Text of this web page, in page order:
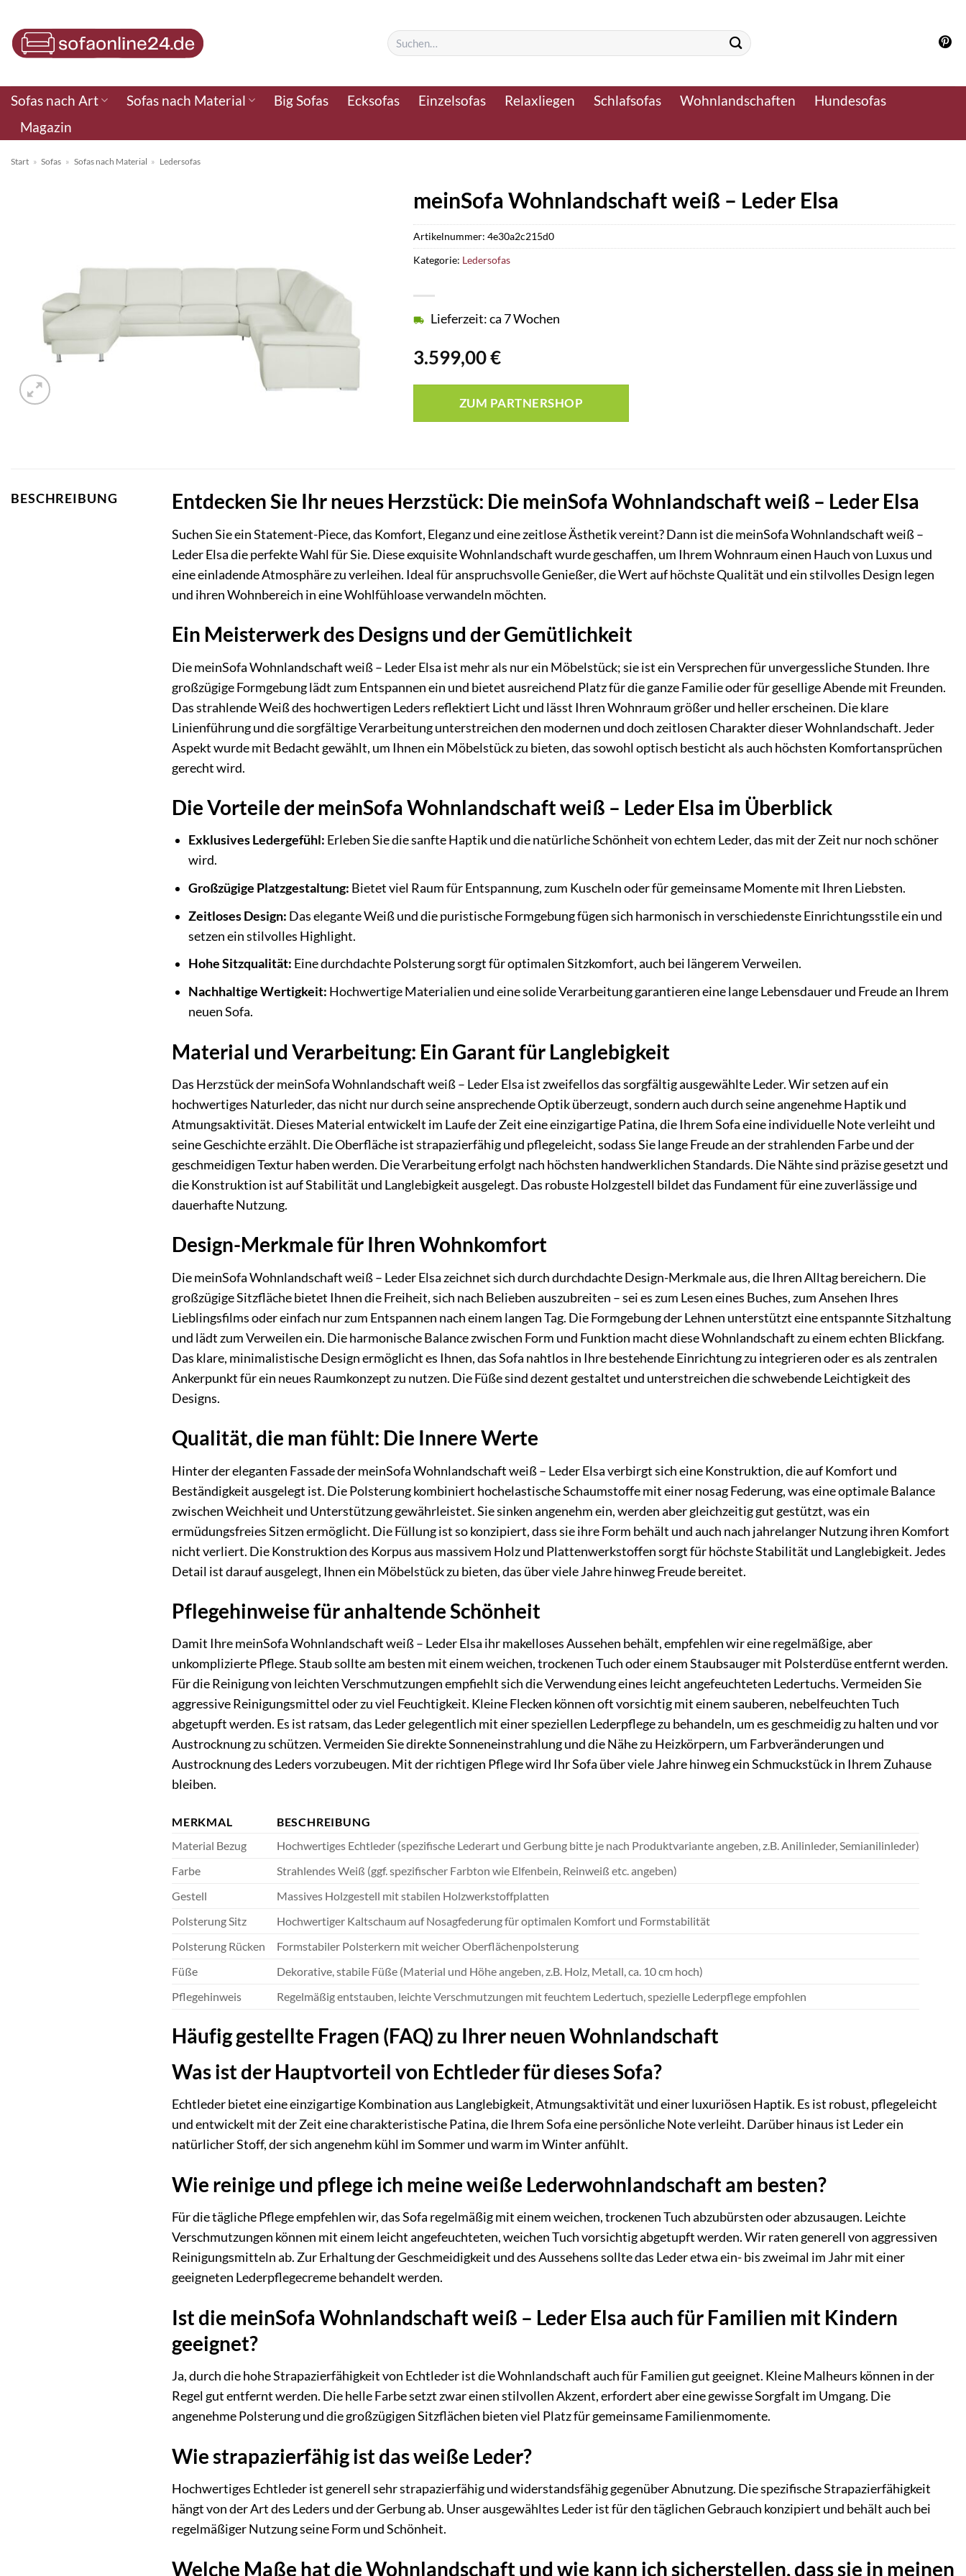
Inhalt
springen
Suchen
nach:
Sofas nach Art Sofas nach Material Big Sofas Ecksofas Einzelsofas Relaxliegen Schlafsofas Wohnlandschaften
Hundesofas
Magazin
Start » Sofas » Sofas nach Material » Ledersofas
meinSofa Wohnlandschaft weiß – Leder Elsa
3.599,00€
Lieferzeit: ca 7 Wochen
ZUM PARTNERSHOP
Artikelnummer: 4e30a2c215d0
Kategorie: Ledersofas
BESCHREIBUNG Entdecken Sie Ihr neues Herzstück: Die meinSofa Wohnlandschaft weiß – Leder Elsa
Suchen Sie ein Statement-Piece, das Komfort, Eleganz und eine zeitlose Ästhetik vereint? Dann ist die meinSofa Wohnlandschaft weiß –
Leder Elsa die perfekte Wahl für Sie. Diese exquisite Wohnlandschaft wurde geschaffen, um Ihrem Wohnraum einen Hauch von Luxus und
eine einladende Atmosphäre zu verleihen. Ideal für anspruchsvolle Genießer, die Wert auf höchste Qualität und ein stilvolles Design legen
und ihren Wohnbereich in eine Wohlfühloase verwandeln möchten.
Ein Meisterwerk des Designs und der Gemütlichkeit
Die meinSofa Wohnlandschaft weiß – Leder Elsa ist mehr als nur ein Möbelstück; sie ist ein Versprechen für unvergessliche Stunden. Ihre
großzügige Formgebung lädt zum Entspannen ein und bietet ausreichend Platz für die ganze Familie oder für gesellige Abende mit Freunden.
Das strahlende Weiß des hochwertigen Leders reflektiert Licht und lässt Ihren Wohnraum größer und heller erscheinen. Die klare
Linienführung und die sorgfältige Verarbeitung unterstreichen den modernen und doch zeitlosen Charakter dieser Wohnlandschaft. Jeder
Aspekt wurde mit Bedacht gewählt, um Ihnen ein Möbelstück zu bieten, das sowohl optisch besticht als auch höchsten Komfortansprüchen
gerecht wird.
Die Vorteile der meinSofa Wohnlandschaft weiß – Leder Elsa im Überblick
Exklusives Ledergefühl: Erleben Sie die sanfte Haptik und die natürliche Schönheit von echtem Leder, das mit der Zeit nur noch schöner
wird.
Großzügige Platzgestaltung: Bietet viel Raum für Entspannung, zum Kuscheln oder für gemeinsame Momente mit Ihren Liebsten.
Zeitloses Design: Das elegante Weiß und die puristische Formgebung fügen sich harmonisch in verschiedenste Einrichtungsstile ein und
setzen ein stilvolles Highlight.
Hohe Sitzqualität: Eine durchdachte Polsterung sorgt für optimalen Sitzkomfort, auch bei längerem Verweilen.
Nachhaltige Wertigkeit: Hochwertige Materialien und eine solide Verarbeitung garantieren eine lange Lebensdauer und Freude an Ihrem
neuen Sofa.
Material und Verarbeitung: Ein Garant für Langlebigkeit
Das Herzstück der meinSofa Wohnlandschaft weiß – Leder Elsa ist zweifellos das sorgfältig ausgewählte Leder. Wir setzen auf ein
hochwertiges Naturleder, das nicht nur durch seine ansprechende Optik überzeugt, sondern auch durch seine angenehme Haptik und
Atmungsaktivität. Dieses Material entwickelt im Laufe der Zeit eine einzigartige Patina, die Ihrem Sofa eine individuelle Note verleiht und
seine Geschichte erzählt. Die Oberfläche ist strapazierfähig und pflegeleicht, sodass Sie lange Freude an der strahlenden Farbe und der
geschmeidigen Textur haben werden. Die Verarbeitung erfolgt nach höchsten handwerklichen Standards. Die Nähte sind präzise gesetzt und
die Konstruktion ist auf Stabilität und Langlebigkeit ausgelegt. Das robuste Holzgestell bildet das Fundament für eine zuverlässige und
dauerhafte Nutzung.
Design-Merkmale für Ihren Wohnkomfort
Die meinSofa Wohnlandschaft weiß – Leder Elsa zeichnet sich durch durchdachte Design-Merkmale aus, die Ihren Alltag bereichern. Die
großzügige Sitzfläche bietet Ihnen die Freiheit, sich nach Belieben auszubreiten – sei es zum Lesen eines Buches, zum Ansehen Ihres
Lieblingsfilms oder einfach nur zum Entspannen nach einem langen Tag. Die Formgebung der Lehnen unterstützt eine entspannte Sitzhaltung
und lädt zum Verweilen ein. Die harmonische Balance zwischen Form und Funktion macht diese Wohnlandschaft zu einem echten Blickfang.
Das klare, minimalistische Design ermöglicht es Ihnen, das Sofa nahtlos in Ihre bestehende Einrichtung zu integrieren oder es als zentralen
Ankerpunkt für ein neues Raumkonzept zu nutzen. Die Füße sind dezent gestaltet und unterstreichen die schwebende Leichtigkeit des
Designs.
Qualität, die man fühlt: Die Innere Werte
Hinter der eleganten Fassade der meinSofa Wohnlandschaft weiß – Leder Elsa verbirgt sich eine Konstruktion, die auf Komfort und
Beständigkeit ausgelegt ist. Die Polsterung kombiniert hochelastische Schaumstoffe mit einer nosag Federung, was eine optimale Balance
zwischen Weichheit und Unterstützung gewährleistet. Sie sinken angenehm ein, werden aber gleichzeitig gut gestützt, was ein
ermüdungsfreies Sitzen ermöglicht. Die Füllung ist so konzipiert, dass sie ihre Form behält und auch nach jahrelanger Nutzung ihren Komfort
nicht verliert. Die Konstruktion des Korpus aus massivem Holz und Plattenwerkstoffen sorgt für höchste Stabilität und Langlebigkeit. Jedes
Detail ist darauf ausgelegt, Ihnen ein Möbelstück zu bieten, das über viele Jahre hinweg Freude bereitet.
Pflegehinweise für anhaltende Schönheit
Damit Ihre meinSofa Wohnlandschaft weiß – Leder Elsa ihr makelloses Aussehen behält, empfehlen wir eine regelmäßige, aber
unkomplizierte Pflege. Staub sollte am besten mit einem weichen, trockenen Tuch oder einem Staubsauger mit Polsterdüse entfernt werden.
Für die Reinigung von leichten Verschmutzungen empfiehlt sich die Verwendung eines leicht angefeuchteten Ledertuchs. Vermeiden Sie
aggressive Reinigungsmittel oder zu viel Feuchtigkeit. Kleine Flecken können oft vorsichtig mit einem sauberen, nebelfeuchten Tuch
abgetupft werden. Es ist ratsam, das Leder gelegentlich mit einer speziellen Lederpflege zu behandeln, um es geschmeidig zu halten und vor
Austrocknung zu schützen. Vermeiden Sie direkte Sonneneinstrahlung und die Nähe zu Heizkörpern, um Farbveränderungen und
Austrocknung des Leders vorzubeugen. Mit der richtigen Pflege wird Ihr Sofa über viele Jahre hinweg ein Schmuckstück in Ihrem Zuhause
bleiben.
MERKMAL
BESCHREIBUNG
Material Bezug
Hochwertiges Echtleder (spezifische Lederart und Gerbung bitte je nach Produktvariante angeben, z.B. Anilinleder, Semianilinleder)
Farbe
Strahlendes Weiß (ggf. spezifischer Farbton wie Elfenbein, Reinweiß etc. angeben)
Gestell
Massives Holzgestell mit stabilen Holzwerkstoffplatten
Polsterung Sitz
Hochwertiger Kaltschaum auf Nosagfederung für optimalen Komfort und Formstabilität
Polsterung Rücken
Formstabiler Polsterkern mit weicher Oberflächenpolsterung
Füße
Dekorative, stabile Füße (Material und Höhe angeben, z.B. Holz, Metall, ca. 10 cm hoch)
Pflegehinweis
Regelmäßig entstauben, leichte Verschmutzungen mit feuchtem Ledertuch, spezielle Lederpflege empfohlen
Häufig gestellte Fragen (FAQ) zu Ihrer neuen Wohnlandschaft
Was ist der Hauptvorteil von Echtleder für dieses Sofa?
Echtleder bietet eine einzigartige Kombination aus Langlebigkeit, Atmungsaktivität und einer luxuriösen Haptik. Es ist robust, pflegeleicht
und entwickelt mit der Zeit eine charakteristische Patina, die Ihrem Sofa eine persönliche Note verleiht. Darüber hinaus ist Leder ein
natürlicher Stoff, der sich angenehm kühl im Sommer und warm im Winter anfühlt.
Wie reinige und pflege ich meine weiße Lederwohnlandschaft am besten?
Für die tägliche Pflege empfehlen wir, das Sofa regelmäßig mit einem weichen, trockenen Tuch abzubürsten oder abzusaugen. Leichte
Verschmutzungen können mit einem leicht angefeuchteten, weichen Tuch vorsichtig abgetupft werden. Wir raten generell von aggressiven
Reinigungsmitteln ab. Zur Erhaltung der Geschmeidigkeit und des Aussehens sollte das Leder etwa ein- bis zweimal im Jahr mit einer
geeigneten Lederpflegecreme behandelt werden.
Ist die meinSofa Wohnlandschaft weiß – Leder Elsa auch für Familien mit Kindern
geeignet?
Ja, durch die hohe Strapazierfähigkeit von Echtleder ist die Wohnlandschaft auch für Familien gut geeignet. Kleine Malheurs können in der
Regel gut entfernt werden. Die helle Farbe setzt zwar einen stilvollen Akzent, erfordert aber eine gewisse Sorgfalt im Umgang. Die
angenehme Polsterung und die großzügigen Sitzflächen bieten viel Platz für gemeinsame Familienmomente.
Wie strapazierfähig ist das weiße Leder?
Hochwertiges Echtleder ist generell sehr strapazierfähig und widerstandsfähig gegenüber Abnutzung. Die spezifische Strapazierfähigkeit
hängt von der Art des Leders und der Gerbung ab. Unser ausgewähltes Leder ist für den täglichen Gebrauch konzipiert und behält auch bei
regelmäßiger Nutzung seine Form und Schönheit.
Welche Maße hat die Wohnlandschaft und wie kann ich sicherstellen, dass sie in meinen